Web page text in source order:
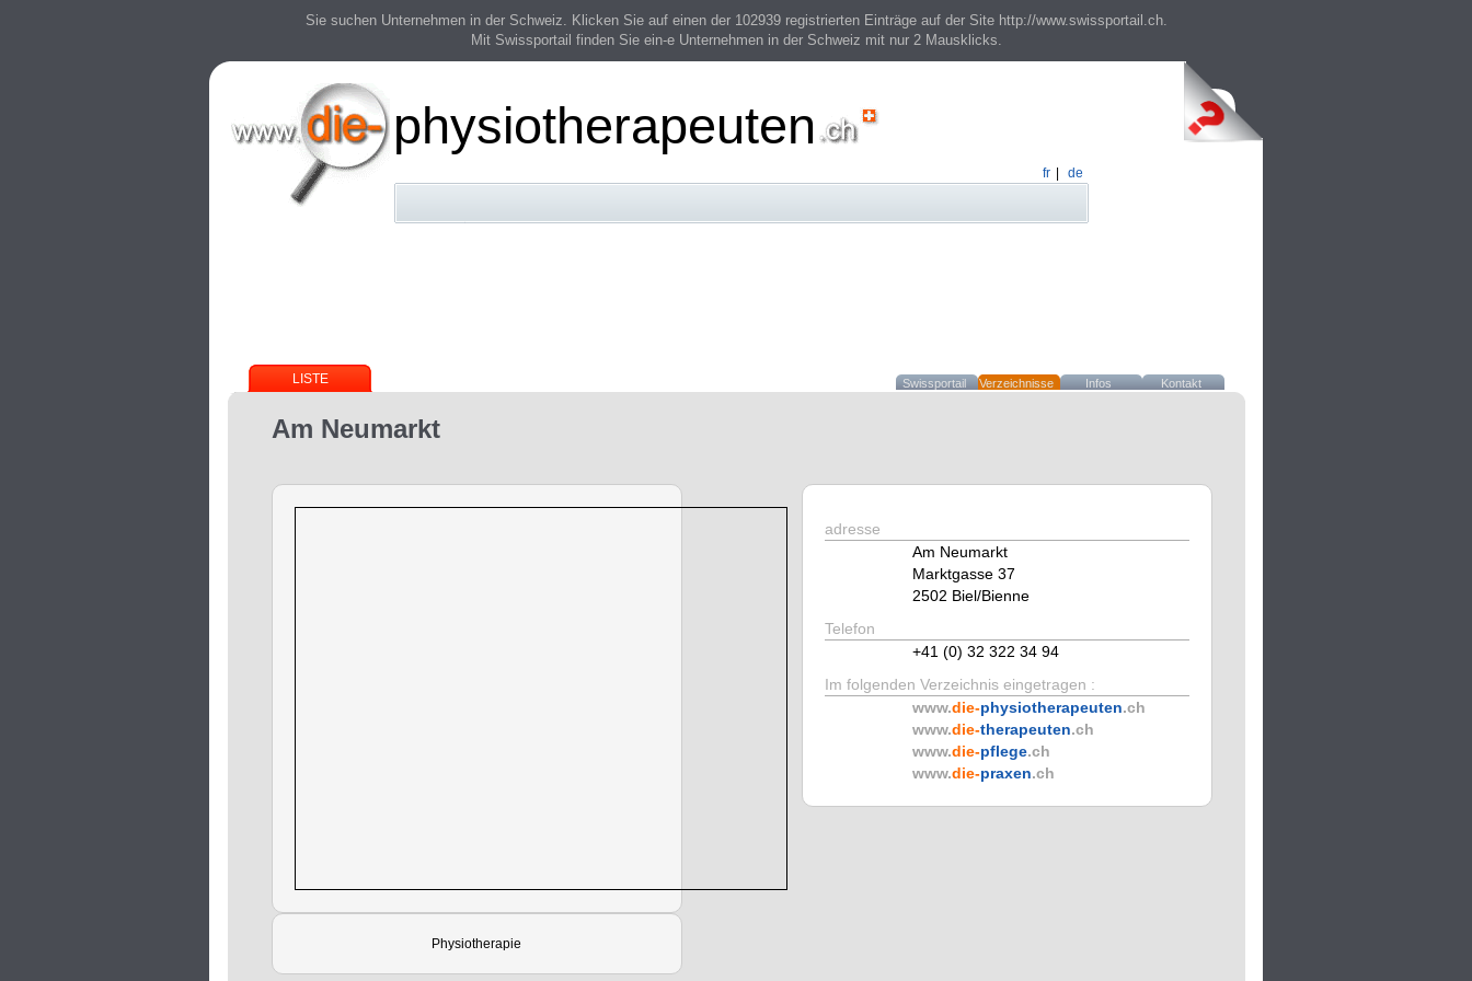
Sie suchen Unternehmen in der Schweiz. Klicken Sie auf einen der 102939 registrierten Einträge auf der Site http://www.swissportail.ch.
Mit Swissportail finden Sie ein-e Unternehmen in der Schweiz mit nur 2 Mausklicks.
physiotherapeuten
fr de
LISTE Swissportail Verzeichnisse Infos Kontakt
Am Neumarkt
Physiotherapie
adresse
Am Neumarkt
Marktgasse 37
2502 Biel/Bienne
Telefon
+41 (0) 32 322 34 94
Im folgenden Verzeichnis eingetragen :
www.die-physiotherapeuten.ch
www.die-therapeuten.ch
www.die-pflege.ch
www.die-praxen.ch